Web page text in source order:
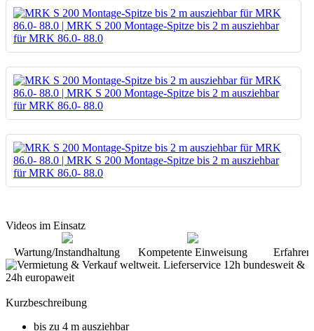
Videos im Einsatz
Wartung/Instandhaltung Kompetente Einweisung
Kurzbeschreibung
bis zu 4 m ausziehbar